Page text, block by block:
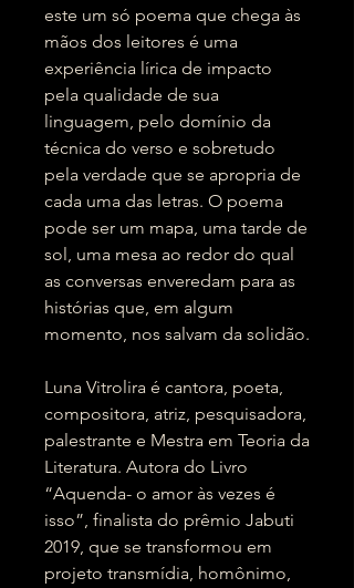
este um só poema que chega às
mãos dos leitores é uma
experiência lírica de impacto
pela qualidade de sua
linguagem, pelo domínio da
técnica do verso e sobretudo
pela verdade que se apropria de
cada uma das letras. O poema
pode ser um mapa, uma tarde de
sol, uma mesa ao redor do qual
as conversas enveredam para as
histórias que, em algum
momento, nos salvam da solidão.
Luna Vitrolira é cantora, poeta,
compositora, atriz, pesquisadora,
palestrante e Mestra em Teoria da
Literatura. Autora do Livro
“Aquenda- o amor às vezes é
isso”, finalista do prêmio Jabuti
2019, que se transformou em
projeto transmídia, homônimo,